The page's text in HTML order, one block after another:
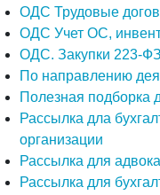
ОДС Трудовые
ОДС Учет ОС,
ОДС. Закупки 223-ФЗ
По направлению
Полезная подборка
Рассылка дла
организации
Рассылка для
Рассылка для